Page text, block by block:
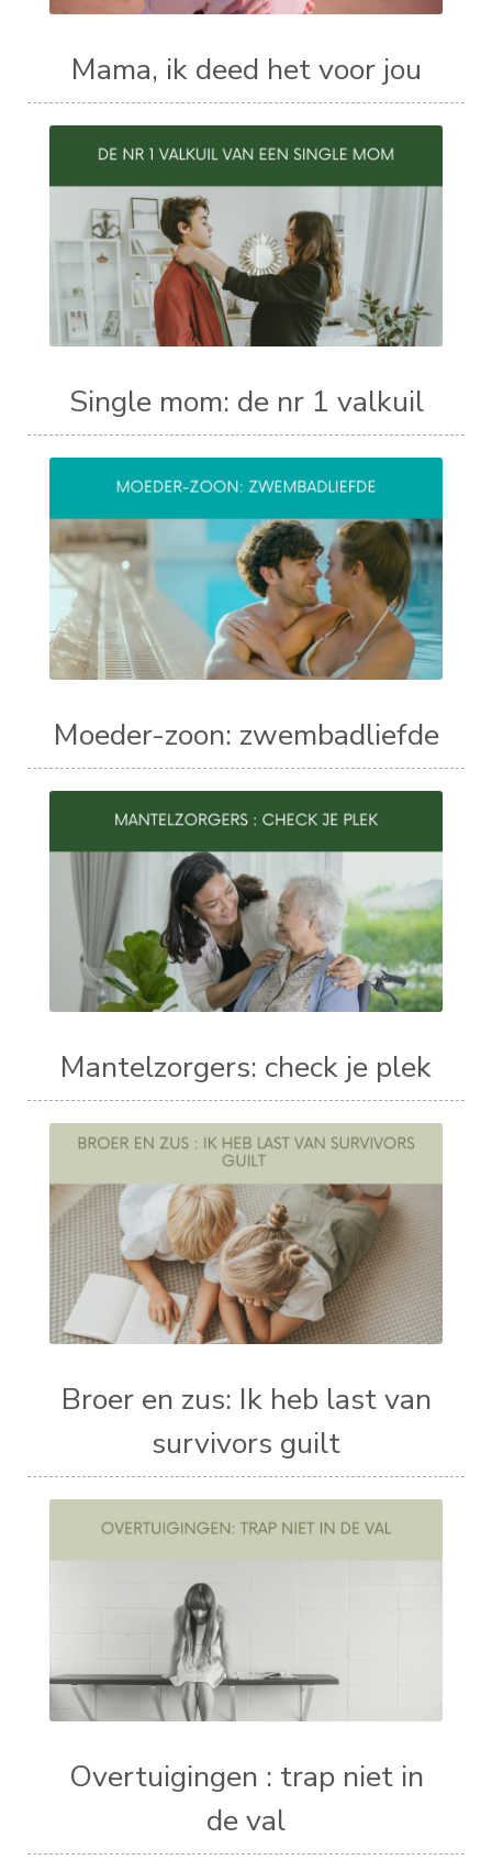
Mama, ik deed het voor jou
Single mom: de nr 1 valkuil
Moeder-zoon: zwembadliefde
Mantelzorgers: check je plek
Broer en zus: Ik heb last van
survivors guilt
Overtuigingen : trap niet in
de val